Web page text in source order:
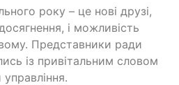
року – це нові друзі,
і можливість
Представники ради
із привітальним словом